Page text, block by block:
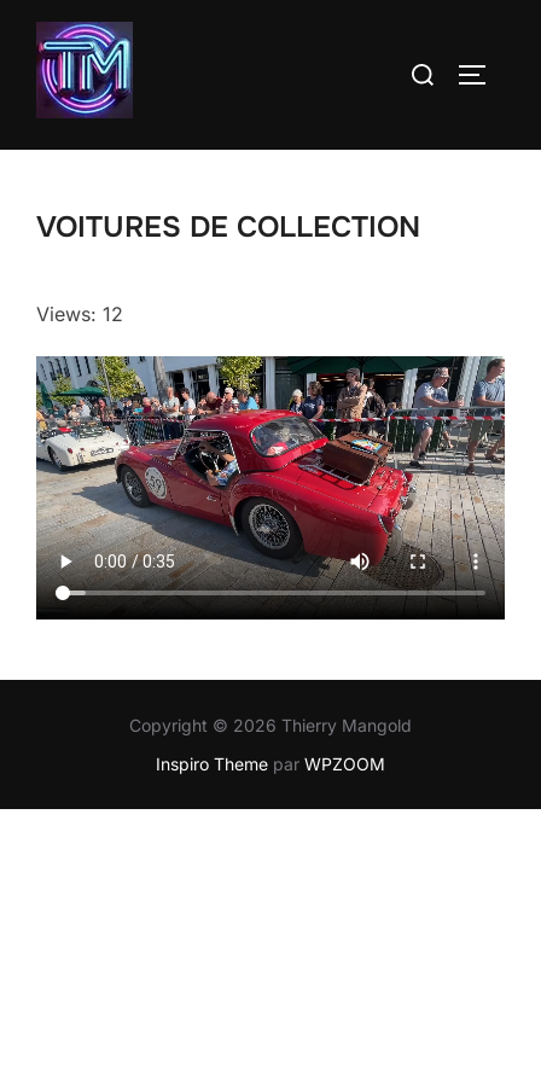
Aller
contenu
Rechercher :
VOITURES DE COLLECTION
Views: 12
Copyright © 2026 Thierry Mangold
Inspiro Theme par WPZOOM